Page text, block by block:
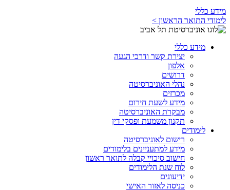
מידע כללי
לימודי התואר הראשון >
מידע כללי
יצירת קשר ודרכי הגעה
אלפון
דרושים
נהלי האוניברסיטה
מכרזים
מידע לשעת חירום
מבקרת האוניברסיטה
תקנון משמעת ופסקי דין
לימודים
רישום לאוניברסיטה
מידע למתעניינים בלימודים
חישוב סיכויי קבלה לתואר ראשון
לוח שנת הלימודים
ידיעונים
כניסה לאזור האישי